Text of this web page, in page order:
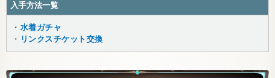
入手方法一覧
・ 水着ガチャ
・ リンクスチケット交換